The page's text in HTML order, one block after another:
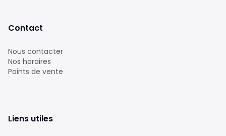
Contact
Nous contacter
Nos horaires
Points de vente
Liens utiles